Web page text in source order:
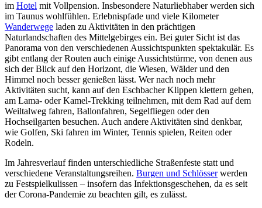
im Hotel mit Vollpension. Insbesondere Naturliebhaber werden sich
im Taunus wohlfühlen. Erlebnispfade und viele Kilometer
Wanderwege laden zu Aktivitäten in den prächtigen
Naturlandschaften des Mittelgebirges ein. Bei guter Sicht ist das
Panorama von den verschiedenen Aussichtspunkten spektakulär. Es
gibt entlang der Routen auch einige Aussichtstürme, von denen aus
sich der Blick auf den Horizont, die Wiesen, Wälder und den
Himmel noch besser genießen lässt. Wer nach noch mehr
Aktivitäten sucht, kann auf den Eschbacher Klippen klettern gehen,
am Lama- oder Kamel-Trekking teilnehmen, mit dem Rad auf dem
Weiltalweg fahren, Ballonfahren, Segelfliegen oder den
Hochseilgarten besuchen. Auch andere Aktivitäten sind denkbar,
wie Golfen, Ski fahren im Winter, Tennis spielen, Reiten oder
Rodeln.
Im Jahresverlauf finden unterschiedliche Straßenfeste statt und
verschiedene Veranstaltungsreihen. Burgen und Schlösserwerden
zu Festspielkulissen – insofern das Infektionsgeschehen, da es seit
der Corona-Pandemie zu beachten gilt, es zulässt.